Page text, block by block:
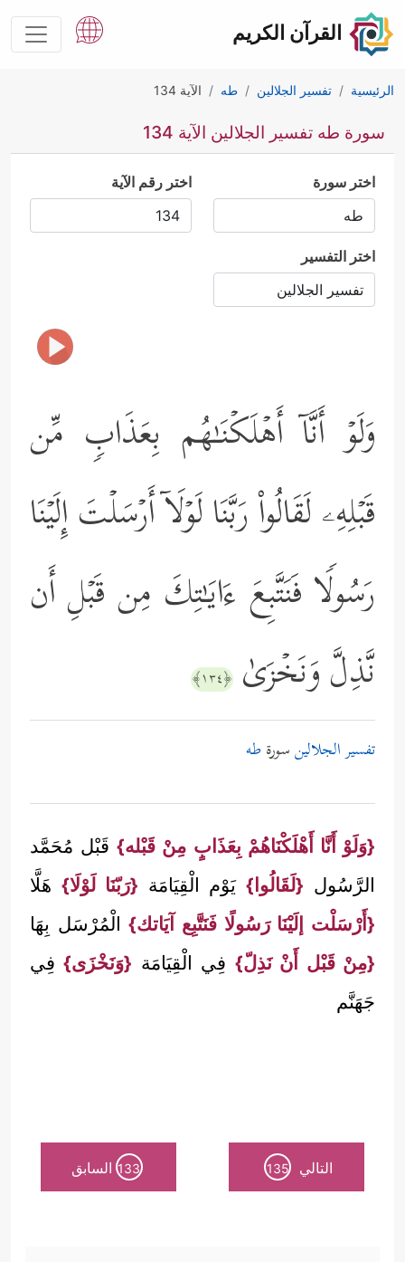
القرآن الكريم
الرئيسية تفسير الجلالين طه الآية 134
سورة طه تفسير الجلالين الآية 134
اختر سورة اختر رقم الآية
اختر التفسير
وَلَوۡ أَنَّاۤ أَهۡلَكۡنَـٰهُم بِعَذَابࣲ مِّن
قَبۡلِهِۦ لَقَالُواْ رَبَّنَا لَوۡلَاۤ أَرۡسَلۡتَ إِلَیۡنَا
رَسُولࣰا فَنَتَّبِعَ ءَایَـٰتِكَ مِن قَبۡلِ أَن
نَّذِلَّ وَنَخۡزَىٰ ﴿١٣٤﴾
تفسير الجلالينسورة طه
{وَلَوْ أَنَّا أَهْلَكْنَاهُمْ بِعَذَابٍ مِنْ قَبْله}قَبْل مُحَمَّد
الرَّسُول {لَقَالُوا}يَوْم الْقِيَامَة {رَبّنَا لَوْلَا} هَلَّا
{أَرْسَلْت إلَيْنَا رَسُولًا فَنَتَّبِع آيَاتك}الْمُرْسَل بِهَا
{مِنْ قَبْل أَنْ نَذِلّ} فِي الْقِيَامَة {وَنَخْزَى}فِي
جَهَنَّم
التالي 135
133 السابق